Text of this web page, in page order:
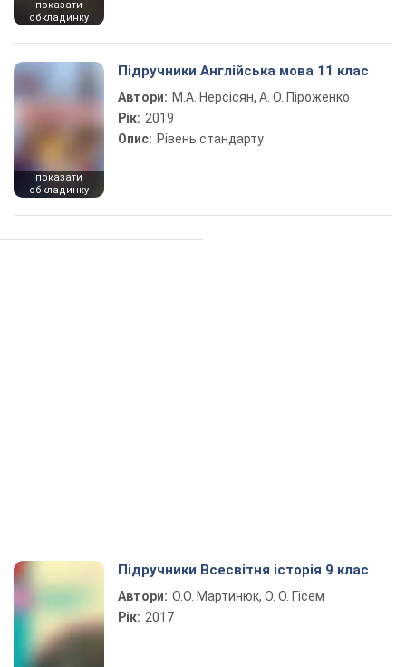
показати
обкладинку
показати
обкладинку
Підручники Англійська мова 11 клас
Автори: М.А. Нерсісян, А. О. Піроженко
Рік: 2019
Опис: Рівень стандарту
Підручники Всесвітня історія 9 клас
Автори: О.О. Мартинюк, О. О. Гісем
Рік: 2017